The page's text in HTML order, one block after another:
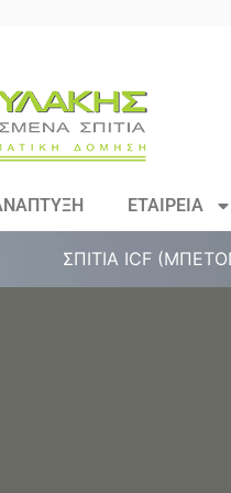
ΕΤΑΙΡΕΙΑ
ΣΠΙΤΙΑ ICF